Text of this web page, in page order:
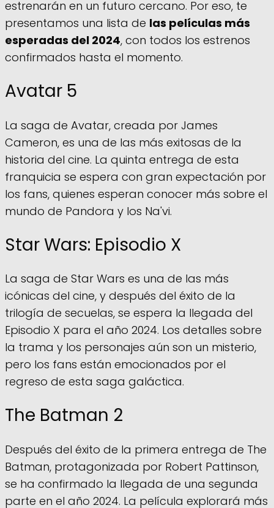
estrenarán en un futuro cercano. Por eso, te
presentamos una lista de las películas más
esperadas del 2024, con todos los estrenos
confirmados hasta el momento.
Avatar 5
La saga de Avatar, creada por James
Cameron, es una de las más exitosas de la
historia del cine. La quinta entrega de esta
franquicia se espera con gran expectación por
los fans, quienes esperan conocer más sobre el
mundo de Pandora y los Na'vi.
Star Wars: Episodio X
La saga de Star Wars es una de las más
icónicas del cine, y después del éxito de la
trilogía de secuelas, se espera la llegada del
Episodio X para el año 2024. Los detalles sobre
la trama y los personajes aún son un misterio,
pero los fans están emocionados por el
regreso de esta saga galáctica.
The Batman 2
Después del éxito de la primera entrega de The
Batman, protagonizada por Robert Pattinson,
se ha confirmado la llegada de una segunda
parte en el año 2024. La película explorará más